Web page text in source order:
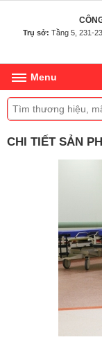
Trụ sở: Tầng 5, 231-
Menu
CHI TIẾT SẢN